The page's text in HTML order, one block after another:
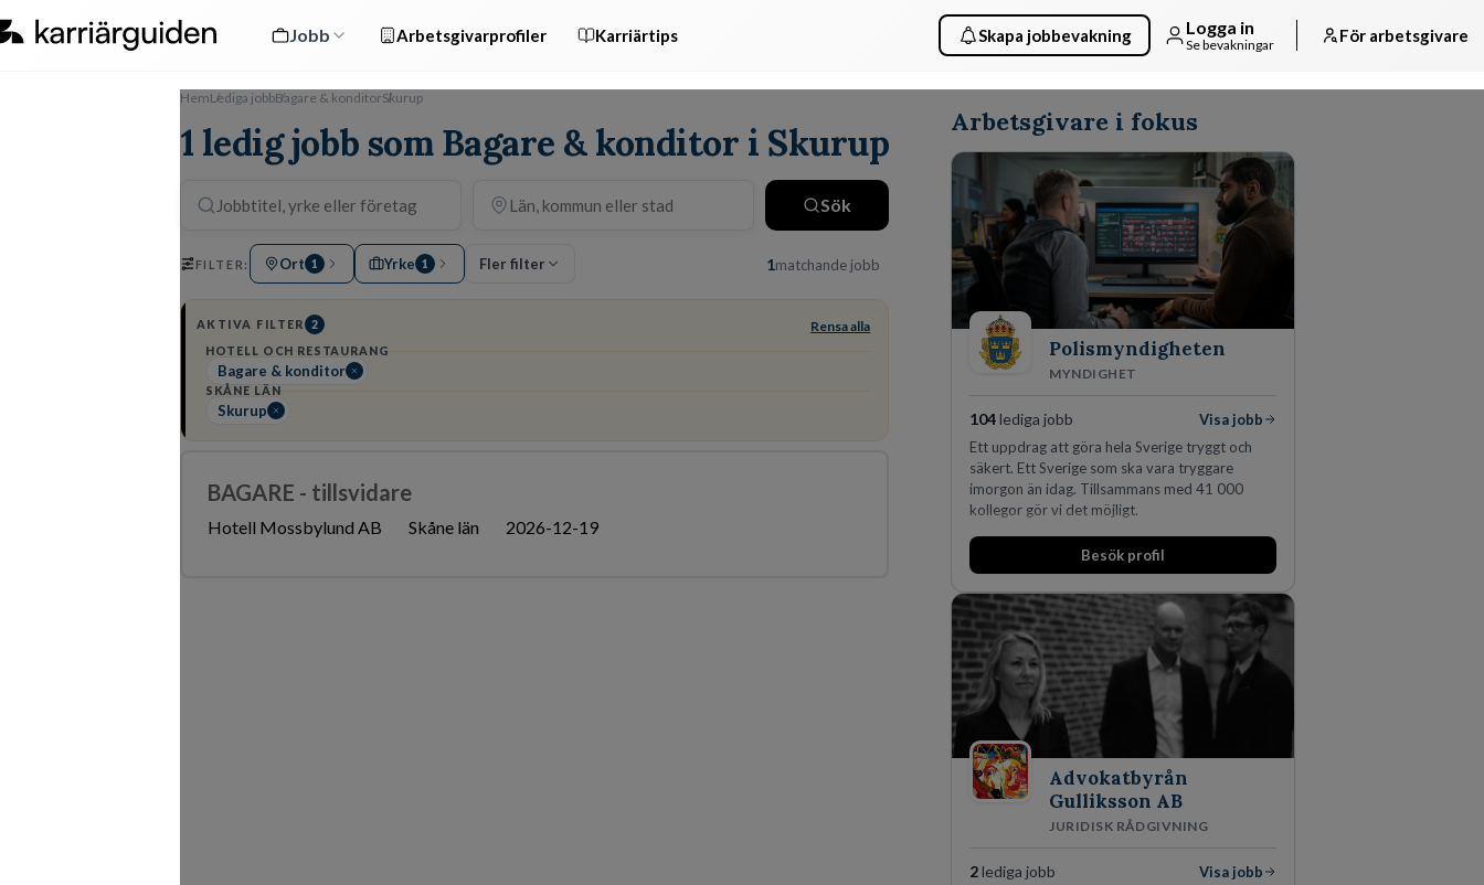
Jobb Arbetsgivarprofiler Karriärtips Skapa jobbevakning Logga in
Se bevakningar För arbetsgivare
HemLediga jobbBagare & konditorSkurup
1 ledig jobb som Bagare & konditor i Skurup
Sök
FILTER: Ort 1 Yrke 1 Fler filter 1matchande jobb
AKTIVA FILTER 2 Rensa alla
HOTELL OCH RESTAURANG
Bagare & konditor
SKÅNE LÄN
Skurup
BAGARE - tillsvidare
Hotell Mossbylund AB Skåne län 2026-12-19
Arbetsgivare i fokus
Polismyndigheten
MYNDIGHET
104lediga jobb
Visa jobb
Ett uppdrag att göra hela Sverige tryggt och
säkert. Ett Sverige som ska vara tryggare
imorgon än idag. Tillsammans med 41 000
kollegor gör vi det möjligt.
Besök profil
Advokatbyrån
Gulliksson AB
JURIDISK RÅDGIVNING
2lediga jobb
Visa jobb